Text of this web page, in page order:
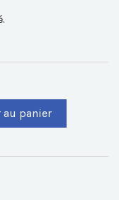
au panier